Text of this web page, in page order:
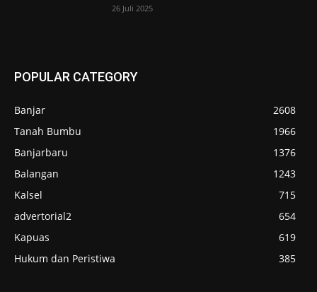
26 Juli 2025
POPULAR CATEGORY
Banjar
2608
Tanah Bumbu
1966
Banjarbaru
1376
Balangan
1243
Kalsel
715
advertorial2
654
Kapuas
619
Hukum dan Peristiwa
385